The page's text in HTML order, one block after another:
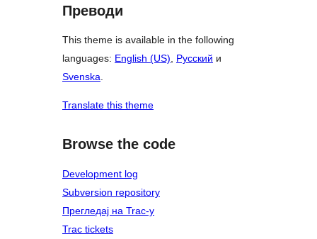
Преводи
This theme is available in the following
languages: English (US), Русский и
Svenska.
Translate this theme
Browse the code
Development log
Subversion repository
Прегледај на Trac-у
Trac tickets